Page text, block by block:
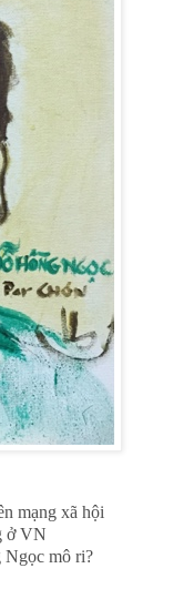
mạng xã hội
ở VN
Ngọc mô ri?